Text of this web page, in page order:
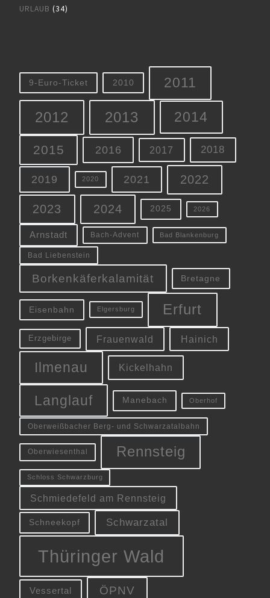
URLAUB (34)
9-Euro-Ticket 2010 2011
2012 2013 2014
2015 2016 2017 2018
2019 2020 2021 2022
2023 2024 2025 2026
Arnstadt Bach-Advent Bad Blankenburg
Bad Liebenstein
Borkenkäferkalamität Bretagne
Eisenbahn Elgersburg Erfurt
Erzgebirge Frauenwald Hainich
Ilmenau Kickelhahn
Langlauf Manebach Oberhof
Oberweißbacher Berg- und Schwarzatalbahn
Oberwiesenthal Rennsteig
Schloss Schwarzburg
Schmiedefeld am Rennsteig
Schneekopf Schwarzatal
Thüringer Wald
Vessertal ÖPNV